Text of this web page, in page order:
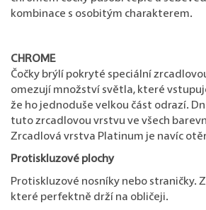
kombinace s osobitým charakterem.
CHROME
Čočky brýlí pokryté speciální
omezují množství světla, které
že ho jednoduše velkou část odrazí.
tuto zrcadlovou vrstvu ve všech
Zrcadlová vrstva Platinum je navíc
Protiskluzové plochy
Protiskluzové nosníky nebo straničky.
které perfektně drží na obličeji.